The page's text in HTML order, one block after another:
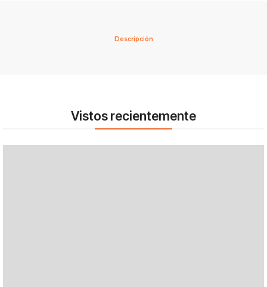
Descripción
Vistos recientemente